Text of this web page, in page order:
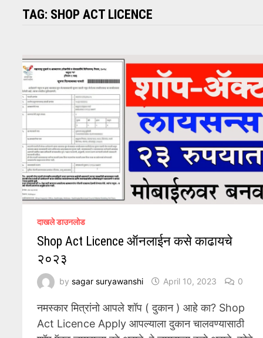
TAG: SHOP ACT LICENCE
दाखले डाउनलोड
Shop Act Licence ऑनलाईन कसे काढायचे
२०२३
bysagar suryawanshi April 10, 2023 0
नमस्कार मित्रांनो आपले शॉप ( दुकान ) आहे का? Shop
Act Licence Apply आपल्याला दुकान चालवण्यासाठी